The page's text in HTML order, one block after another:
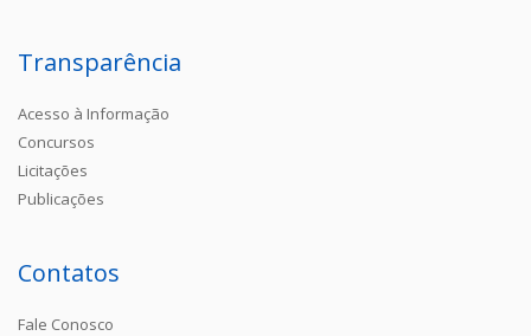
Transparência
Acesso à Informação
Concursos
Licitações
Publicações
Contatos
Fale Conosco